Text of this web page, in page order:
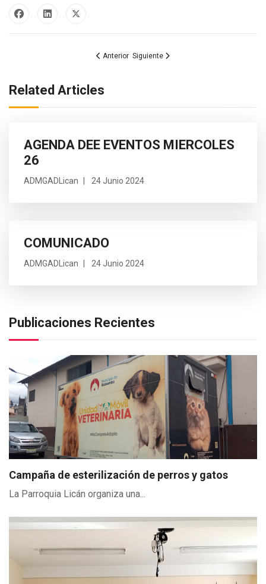
Publicaciones Recientes
Campaña de esterilización de perros y gatos
La Parroquia Licán organiza una...
Artículo anterior: CONAGOPARE Y BANCO DE
Anterior Artículo siguiente: Mantenimiento Vial
Siguiente
Related Articles
AGENDA DEE EVENTOS MIERCOLES
26
ADMGADLican 24 Junio 2024
COMUNICADO
ADMGADLican 24 Junio 2024